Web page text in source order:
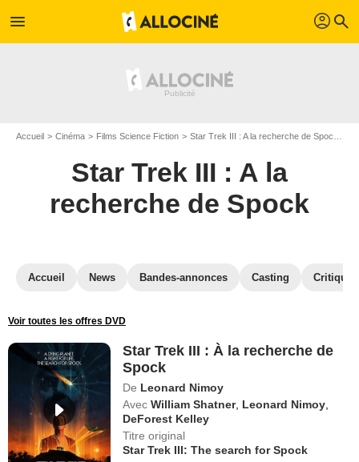
menu profil search
Accueil Cinéma Films Science Fiction Star Trek III : A la recherche de Spock
Star Trek III : A la
recherche de Spock
Accueil News Bandes-annonces Casting
Voir toutes les offres DVD
Star Trek III : À la recherche de
Spock
De Leonard Nimoy
Avec William Shatner, Leonard Nimoy
DeForest Kelley
Titre original
Star Trek III: The search for Spock